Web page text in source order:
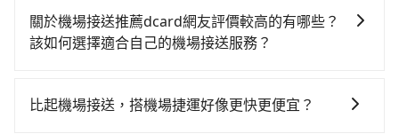
還，又或者要還車時卻偏偏找不到停車位，對於急著用
車或者要載其他乘客的人來說就有不小的風險。最後，
距離，在遇到下雨天或者載行李時，就顯得非常不便。
和專業服務，並提供線上客服服務及優於業界的取消政
策，相較之下，KKday和Klook僅為仲介平台，是需要透
關於機場接送推薦dcard網友評價較高的有哪些？
該如何選擇適合自己的機場接送服務？
步、Uber、55688。建議可以依據價格是否透明、有無
比起機場接送，搭機場捷運好像更快更便宜？